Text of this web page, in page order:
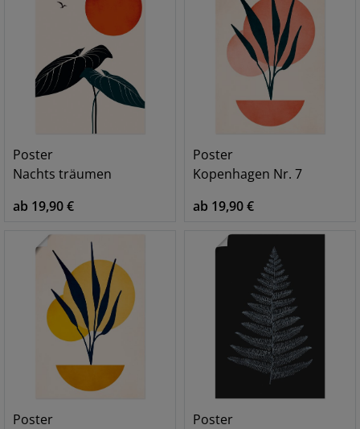
Poster
Nachts träumen
ab 19,90 €
Poster
Kopenhagen Nr. 7
ab 19,90 €
Poster
Poster